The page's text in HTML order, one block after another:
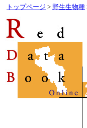
トップページ > 野生生物種